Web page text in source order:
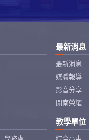
最新消息
最新消息
媒體報導
影音分享
開南榮耀
教學單位